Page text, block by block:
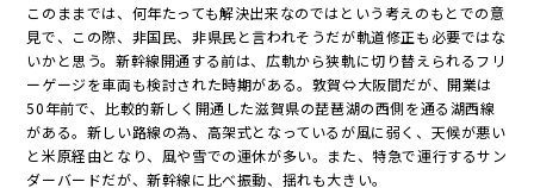
このままでは、何年たっても解決出来なのではという考えのもとでの意
見で、この際、非国民、非県民と言われそうだが軌道修正も必要ではな
いかと思う。新幹線開通する前は、広軌から狭軌に切り替えられるフリ
ーゲージを車両も検討された時期がある。敦賀⇔大阪間だが、開業は
50年前で、比較的新しく開通した滋賀県の琵琶湖の西側を通る湖西線
がある。新しい路線の為、高架式となっているが風に弱く、天候が悪い
と米原経由となり、風や雪での運休が多い。また、特急で運行するサン
ダーバードだが、新幹線に比べ振動、揺れも大きい。